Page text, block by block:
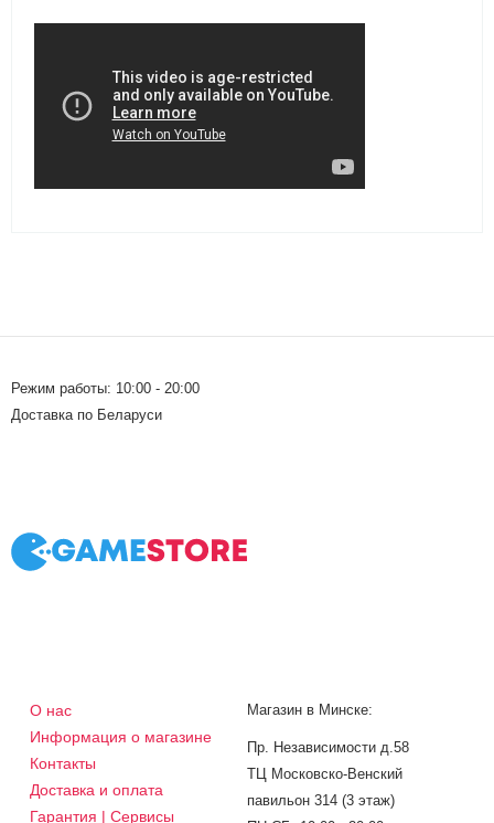
Режим работы: 10:00 - 20:00
Доставка по Беларуси
О нас
Информация о магазине
Контакты
Доставка и оплата
Гарантия | Сервисы
Магазин в Минске:
Пр. Независимости д.58
ТЦ Московско-Венский
павильон 314 (3 этаж)